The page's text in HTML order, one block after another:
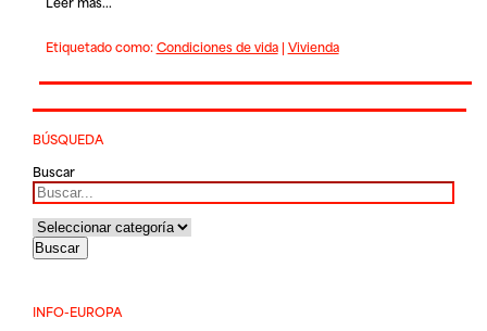
Etiquetado como:Condiciones de vida| Vivienda
BÚSQUEDA
Buscar
INFO-EUROPA